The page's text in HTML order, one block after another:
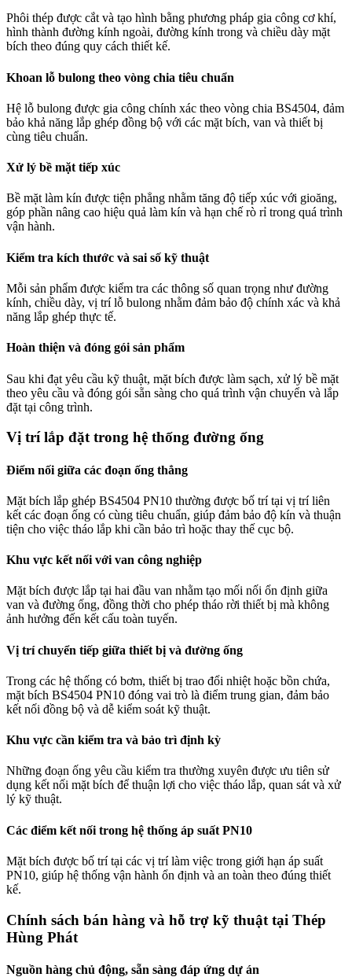
Phôi thép được cắt và tạo hình bằng phương pháp gia công cơ khí,
hình thành đường kính ngoài, đường kính trong và chiều dày mặt
bích theo đúng quy cách thiết kế.
Khoan lỗ bulong theo vòng chia tiêu chuẩn
Hệ lỗ bulong được gia công chính xác theo vòng chia BS4504, đảm
bảo khả năng lắp ghép đồng bộ với các mặt bích, van và thiết bị
cùng tiêu chuẩn.
Xử lý bề mặt tiếp xúc
Bề mặt làm kín được tiện phẳng nhằm tăng độ tiếp xúc với gioăng,
góp phần nâng cao hiệu quả làm kín và hạn chế rò rỉ trong quá trình
vận hành.
Kiểm tra kích thước và sai số kỹ thuật
Mỗi sản phẩm được kiểm tra các thông số quan trọng như đường
kính, chiều dày, vị trí lỗ bulong nhằm đảm bảo độ chính xác và khả
năng lắp ghép thực tế.
Hoàn thiện và đóng gói sản phẩm
Sau khi đạt yêu cầu kỹ thuật, mặt bích được làm sạch, xử lý bề mặt
theo yêu cầu và đóng gói sẵn sàng cho quá trình vận chuyển và lắp
đặt tại công trình.
Vị trí lắp đặt trong hệ thống đường ống
Điểm nối giữa các đoạn ống thẳng
Mặt bích lắp ghép BS4504 PN10 thường được bố trí tại vị trí liên
kết các đoạn ống có cùng tiêu chuẩn, giúp đảm bảo độ kín và thuận
tiện cho việc tháo lắp khi cần bảo trì hoặc thay thế cục bộ.
Khu vực kết nối với van công nghiệp
Mặt bích được lắp tại hai đầu van nhằm tạo mối nối ổn định giữa
van và đường ống, đồng thời cho phép tháo rời thiết bị mà không
ảnh hưởng đến kết cấu toàn tuyến.
Vị trí chuyển tiếp giữa thiết bị và đường ống
Trong các hệ thống có bơm, thiết bị trao đổi nhiệt hoặc bồn chứa,
mặt bích BS4504 PN10 đóng vai trò là điểm trung gian, đảm bảo
kết nối đồng bộ và dễ kiểm soát kỹ thuật.
Khu vực cần kiểm tra và bảo trì định kỳ
Những đoạn ống yêu cầu kiểm tra thường xuyên được ưu tiên sử
dụng kết nối mặt bích để thuận lợi cho việc tháo lắp, quan sát và xử
lý kỹ thuật.
Các điểm kết nối trong hệ thống áp suất PN10
Mặt bích được bố trí tại các vị trí làm việc trong giới hạn áp suất
PN10, giúp hệ thống vận hành ổn định và an toàn theo đúng thiết
kế.
Chính sách bán hàng và hỗ trợ kỹ thuật tại Thép
Hùng Phát
Nguồn hàng chủ động, sẵn sàng đáp ứng dự án